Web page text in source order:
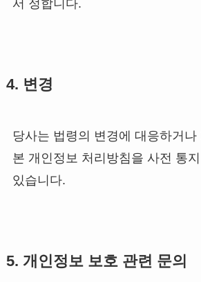
서 정합니다.
4. 변경
당사는 법령의 변경에 대응하거
본 개인정보 처리방침을 사전 통
있습니다.
5. 개인정보 보호 관련 문의